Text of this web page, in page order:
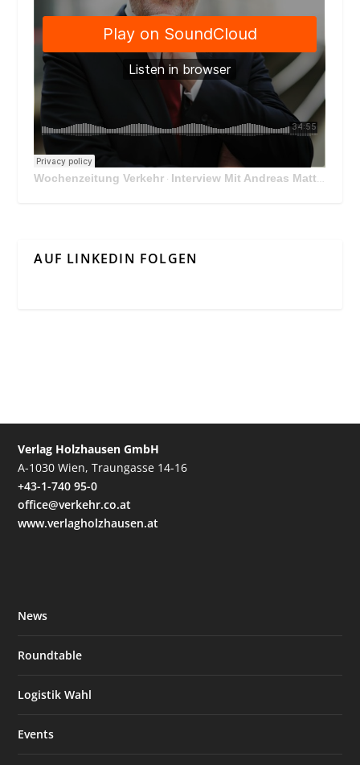
Wochenzeitung Verkehr · Interview Mit Andreas Matthä, CEO der ÖBB Holding
AUF LINKEDIN FOLGEN
Verlag Holzhausen GmbH
A-1030 Wien, Traungasse 14-16
+43-1-740 95-0
office@verkehr.co.at
www.verlagholzhausen.at
News
Roundtable
Logistik Wahl
Events